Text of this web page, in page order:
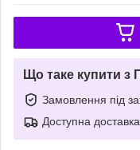
Що таке купити з
Замовлення під
Доступна доставка